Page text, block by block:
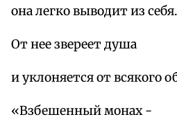
она легко выводит из себя.
От нее звереет душа
и уклоняется от всякого
«Взбешенный монах -